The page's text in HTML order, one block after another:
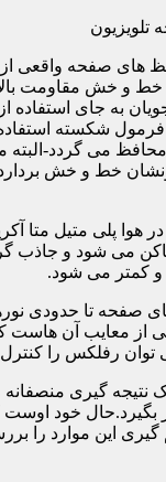
صفحه واقعی از
خط و خش مقاومت
به جای استفاده از
فرمول شکسته
می گردد-
خط و خش
هوا پلی متیل متا
می شود و جاذب
و کمتر می شود.
صفحه تا حدودی
از معایب آن هاست
توان رفلکس را
نتیجه گیری منصفانه
بگیرد.حال خود
این موارد را